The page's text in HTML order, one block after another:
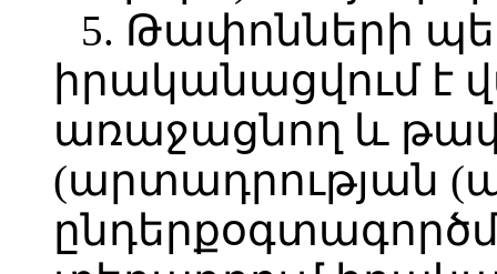
5. Թափոնների
իրականացվում է
առաջացնող և
(արտադրության